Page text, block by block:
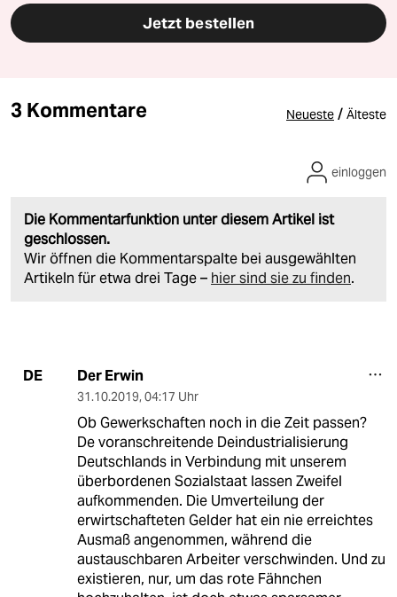
Jetzt bestellen
3 Kommentare Neueste / Älteste
Die Kommentarfunktion unter diesem Artikel ist
geschlossen.
Wir öffnen die Kommentarspalte bei ausgewählten
Artikeln für etwa drei Tage – hier sind sie zu finden.
einloggen
DE Der Erwin
31.10.2019, 04:17 Uhr
Ob Gewerkschaften noch in die Zeit passen?
De voranschreitende Deindustrialisierung
Deutschlands in Verbindung mit unserem
überbordenen Sozialstaat lassen Zweifel
aufkommenden. Die Umverteilung der
erwirtschafteten Gelder hat ein nie erreichtes
Ausmaß angenommen, während die
austauschbaren Arbeiter verschwinden. Und zu
existieren, nur, um das rote Fähnchen